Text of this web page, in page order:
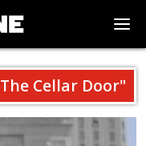
The Cellar Door"